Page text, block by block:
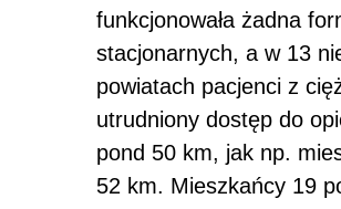
funkcjonowała żadna
stacjonarnych, a w 13
powiatach pacjenci z
utrudniony dostęp do
pond 50 km, jak np.
52 km. Mieszkańcy 19